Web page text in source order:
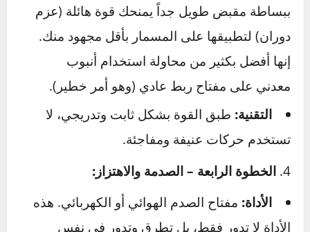
اتخاذ أقصى درجات الحذر والحيطة وإبعاد أي مواد
قابلة للاشتعال)، قم بتسخين الصمولة (وليس
المسمار) حتى تصبح حمراء اللون. ثم حاول فكها
تبريدها بسرعة بالماء يمكن أن يصدم المعدن
ويساعد على تحريرها.
الأداة:استخدم رافعة طويلة. هذه الأداة هي